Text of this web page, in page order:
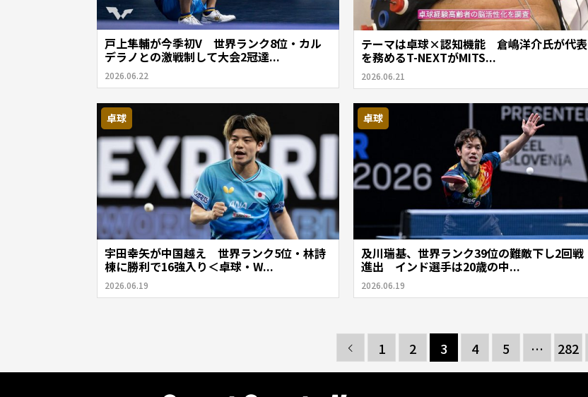
戸上隼輔が今季初V 世界ランク8位・カル
デラノとの激戦制して大会2冠達...
2026.06.22
テーマは卓球×認知機能 倉嶋洋介氏が代表
を務めるT-NEXTがMITS...
2026.06.21
卓球
宇田幸矢が中国越え 世界ランク5位・林詩
棟に勝利で16強入り＜卓球・W...
2026.06.19
卓球
及川瑞基、世界ランク39位の難敵下し2回戦
進出 インド選手は20歳の中...
2026.06.19
 1 2 3 4 5 … 282